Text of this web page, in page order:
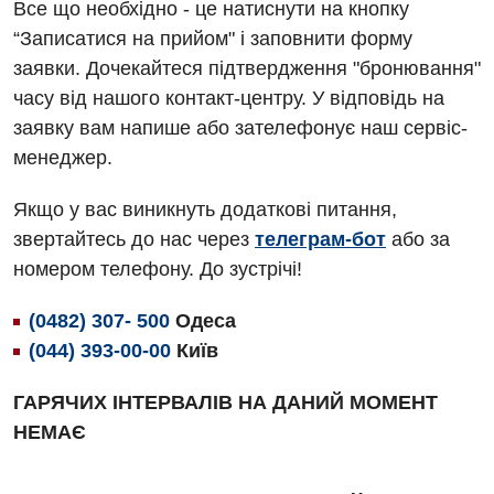
Алергологія, імунологія
Андрологія
Вакцинація
Відділення інтенсивної терапії
Відділення кардіосудинної патології та неврології
Гастроентерологія
Гінекологічне відділення
Травматологічне відділення
Урологічне відділення
Хірургічне відділення
Швидка медична допомога
Все що необхідно - це натиснути на кнопку
“Записатися на прийом" і заповнити форму
заявки. Дочекайтеся підтвердження "бронювання"
часу від нашого контакт-центру. У відповідь на
заявку вам напише або зателефонує наш сервіс-
менеджер.
Якщо у вас виникнуть додаткові питання,
звертайтесь до нас через телеграм-бот або за
номером телефону. До зустрічі!
(0482) 307- 500 Одеса
(044) 393-00-00 Київ
ГАРЯЧИХ ІНТЕРВАЛІВ НА ДАНИЙ МОМЕНТ
НЕМАЄ